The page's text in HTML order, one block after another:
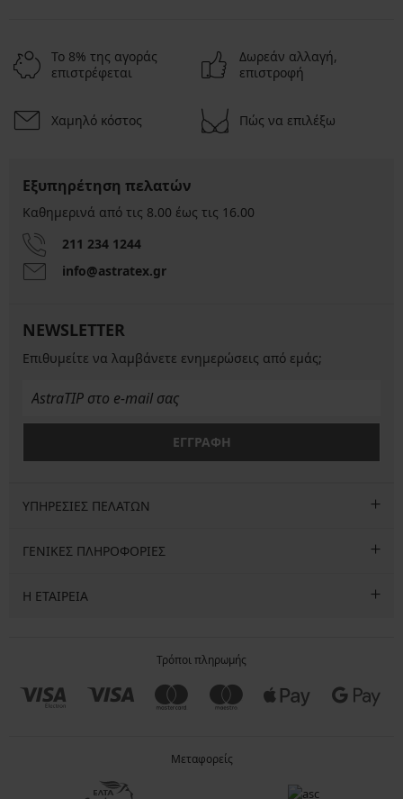
Το 8% της αγοράς
επιστρέφεται
Δωρεάν αλλαγή,
επιστροφή
Χαμηλό κόστος Πώς να επιλέξω
Εξυπηρέτηση πελατών
Καθημερινά από τις 8.00 έως τις 16.00
211 234 1244
info@astratex.gr
NEWSLETTER
Επιθυμείτε να λαμβάνετε ενημερώσεις από εμάς;
ΕΓΓΡΑΦΗ
ΥΠΗΡΕΣΙΕΣ ΠΕΛΑΤΩΝ
ΓΕΝΙΚΕΣ ΠΛΗΡΟΦΟΡΙΕΣ
Η ΕΤΑΙΡΕΙΑ
Τρόποι πληρωμής
Μεταφορείς